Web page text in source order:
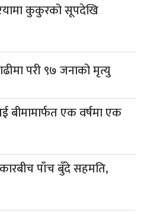
कुकुरको सूपदेखि
परी ९७ जनाको मृत्यु
बीमामार्फत एक वर्षमा एक
पाँच बुँदे सहमति,